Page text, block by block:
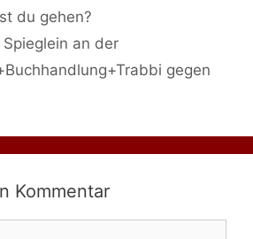
du gehen?
an der
gegen
Kommentar